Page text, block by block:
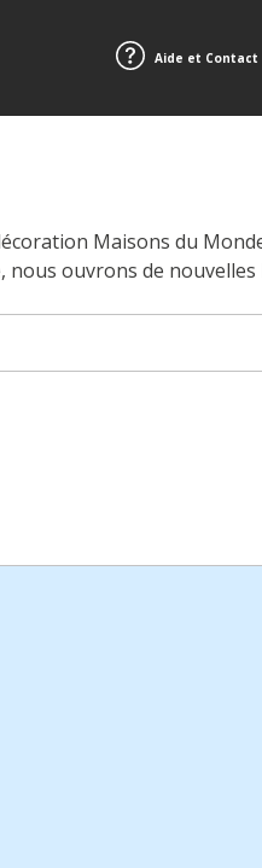
Aide et Contact
Maisons du
nous ouvrons de